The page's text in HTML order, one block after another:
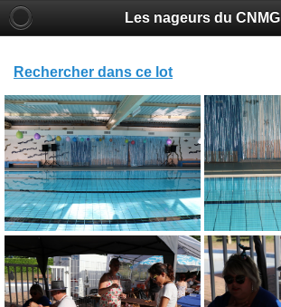
Les nageurs du CNMG
Rechercher dans ce lot